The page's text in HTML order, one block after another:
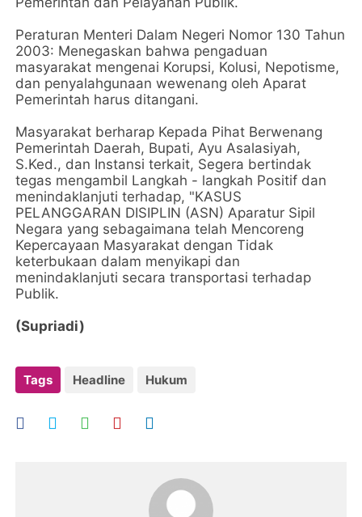
Peraturan Menteri Dalam Negeri Nomor 130 Tahun
2003: Menegaskan bahwa pengaduan
masyarakat mengenai Korupsi, Kolusi, Nepotisme,
dan penyalahgunaan wewenang oleh Aparat
Pemerintah harus ditangani.
Masyarakat berharap Kepada Pihat Berwenang
Pemerintah Daerah, Bupati, Ayu Asalasiyah,
S.Ked., dan Instansi terkait, Segera bertindak
tegas mengambil Langkah - langkah Positif dan
menindaklanjuti terhadap, "KASUS
PELANGGARAN DISIPLIN (ASN) Aparatur Sipil
Negara yang sebagaimana telah Mencoreng
Kepercayaan Masyarakat dengan Tidak
keterbukaan dalam menyikapi dan
menindaklanjuti secara transportasi terhadap
Publik.
(Supriadi)
Tags Headline Hukum